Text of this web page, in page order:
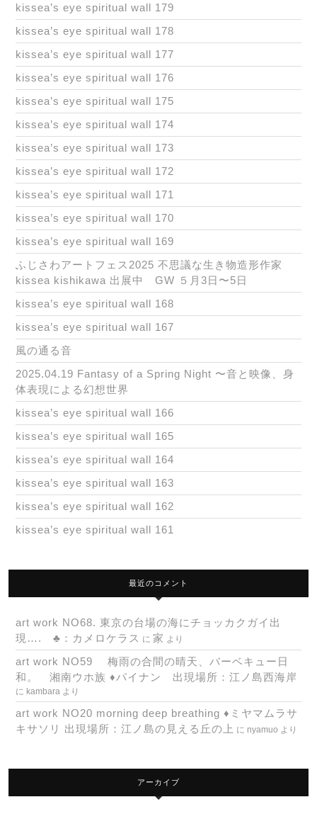
kissea’s eye spiritual wall 179
kissea’s eye spiritual wall 178
kissea’s eye spiritual wall 177
kissea’s eye spiritual wall 176
kissea’s eye spiritual wall 175
kissea’s eye spiritual wall 174
kissea’s eye spiritual wall 173
kissea’s eye spiritual wall 172
kissea’s eye spiritual wall 171
kissea’s eye spiritual wall 170
kissea’s eye spiritual wall 169
ふじさわアートフェス2025 不思議な生き物造形作家
kissea kishikawa 出展中 GW ５月3日〜5日
kissea’s eye spiritual wall 168
kissea’s eye spiritual wall 167
風の通る音
2025.04.19 Fantasy of a Spring Night 〜音と映像、身
体表現による幻想世界
kissea’s eye spiritual wall 166
kissea’s eye spiritual wall 165
kissea’s eye spiritual wall 164
kissea’s eye spiritual wall 163
kissea’s eye spiritual wall 162
kissea’s eye spiritual wall 161
最近のコメント
art work NO68. 東京の台場の海にチョッカクガイ出
現…. ♣：カメロケラス に 家 より
art work NO59 梅雨の合間の晴天、バーベキュー日
和。 湘南ウホ族 ♦パイナン 出現場所：江ノ島西海岸
に kambara より
art work NO20 morning deep breathing ♦ミヤマムラサ
キサソリ 出現場所：江ノ島の見える丘の上 に nyamuo より
アーカイブ